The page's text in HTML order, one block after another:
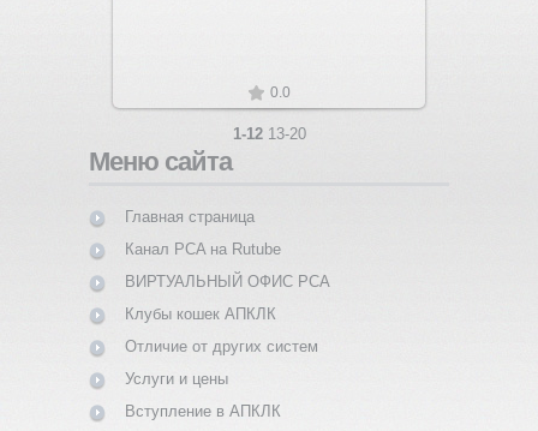
0.0
1-12 13-20
Меню сайта
Главная страница
Канал PCA на Rutube
ВИРТУАЛЬНЫЙ ОФИС PCA
Клубы кошек АПКЛК
Отличие от других систем
Услуги и цены
Вступление в АПКЛК